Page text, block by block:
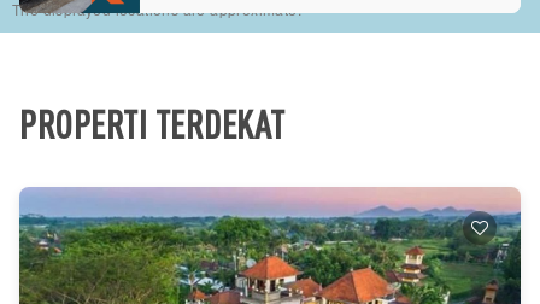
The displayed locations are approximate.
PROPERTI TERDEKAT